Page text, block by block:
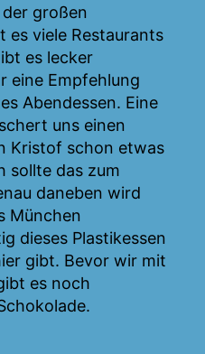
großen
es viele Restaurants
es lecker
eine Empfehlung
Abendessen. Eine
uns einen
Kristof schon etwas
sollte das zum
daneben wird
München
dieses Plastikessen
gibt. Bevor wir mit
es noch